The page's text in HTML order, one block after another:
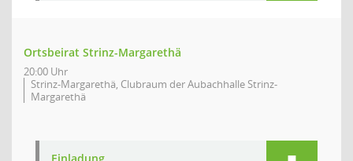
Ortsbeirat Strinz-Margarethä
20:00 Uhr
Strinz-Margarethä, Clubraum der Aubachhalle Strinz-
Margarethä